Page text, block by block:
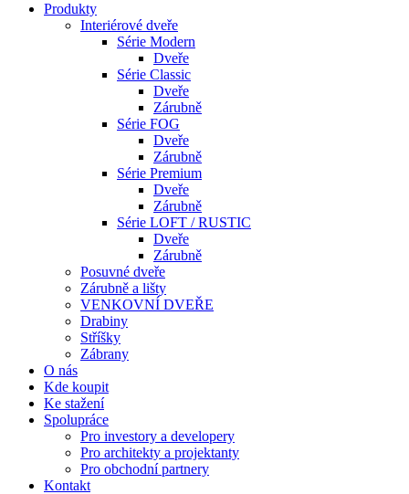
Produkty
Interiérové dveře
Série Modern
Dveře
Série Classic
Dveře
Zárubně
Série FOG
Dveře
Zárubně
Série Premium
Dveře
Zárubně
Série LOFT / RUSTIC
Dveře
Zárubně
Posuvné dveře
Zárubně a lišty
VENKOVNÍ DVEŘE
Drabiny
Stříšky
Zábrany
O nás
Kde koupit
Ke stažení
Spolupráce
Pro investory a developery
Pro architekty a projektanty
Pro obchodní partnery
Kontakt